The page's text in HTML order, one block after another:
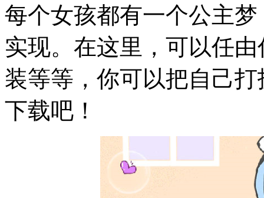
每个女孩都有一个公主
实现。在这里，可以任
装等等，你可以把自己
下载吧！